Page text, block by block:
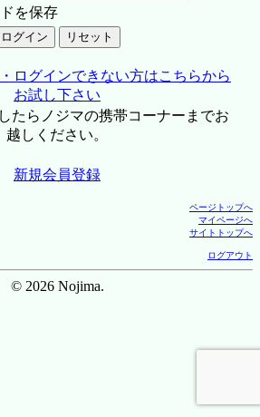
を保存
ログインできない方はこちらから
お試し下さい
たらノジマの携帯コーナーまでお
越しください。
新規会員登録
ページトップへ
マイページへ
サイトトップへ
ログアウト
© 2026 Nojima.